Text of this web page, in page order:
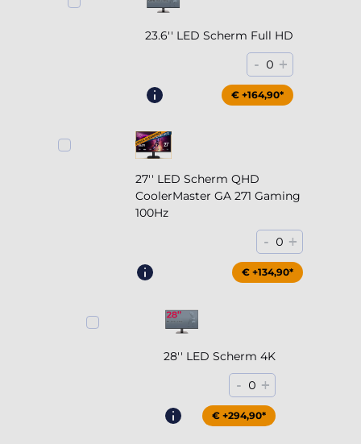
23.6'' LED Scherm Full HD
- 0 +
€ +164,90*
27'' LED Scherm QHD
CoolerMaster GA 271 Gaming
100Hz
- 0 +
€ +204,90*
€ +134,90*
28'' LED Scherm 4K
- 0 +
€ +294,90*